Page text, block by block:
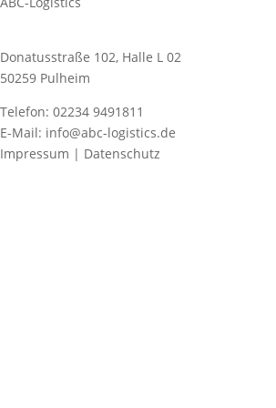
Donatusstraße 102, Halle L 02
50259 Pulheim
Telefon: 02234 9491811
E-Mail: info@abc-logistics.de
Impressum | Datenschutz